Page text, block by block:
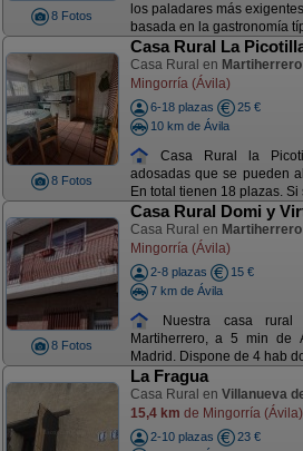
8 Fotos
los paladares más
basada en la gastronomía
8 Fotos
Casa Rural La
Casa Rural en Martiherrero
Mingorría (Ávila)
6-18 plazas
25 €
10 km de Ávila
Casa Rural la
adosadas que se pueden
En total tienen 18 plazas. Si
8 Fotos
Casa Rural Domi y
Casa Rural en Martiherrero
Mingorría (Ávila)
2-8 plazas
15 €
7 km de Ávila
Nuestra casa
Martiherrero, a 5 min
Madrid. Dispone de 4 hab
La Fragua
Casa Rural en Villanueva
15,4 km de Mingorría (Ávila)
2-10 plazas
23 €